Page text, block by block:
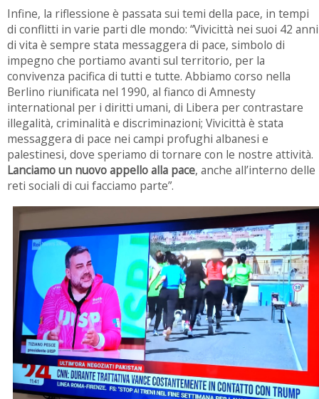
Infine, la riflessione è passata sui temi della pace, in tempi
di conflitti in varie parti dle mondo: “Vivicittà nei suoi 42 anni
di vita è sempre stata messaggera di pace, simbolo di
impegno che portiamo avanti sul territorio, per la
convivenza pacifica di tutti e tutte. Abbiamo corso nella
Berlino riunificata nel 1990, al fianco di Amnesty
international per i diritti umani, di Libera per contrastare
illegalità, criminalità e discriminazioni; Vivicittà è stata
messaggera di pace nei campi profughi albanesi e
palestinesi, dove speriamo di tornare con le nostre attività.
Lanciamo un nuovo appello alla pace, anche all’interno delle
reti sociali di cui facciamo parte”.